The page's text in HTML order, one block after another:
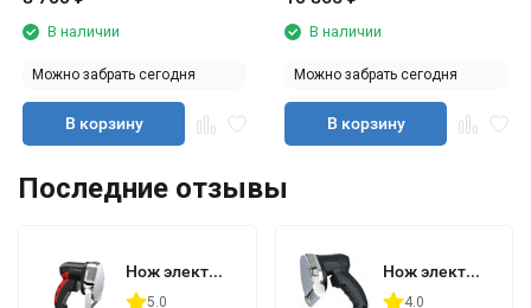
В наличии
Можно забрать сегодня
В корзину
В наличии
Можно забрать сегодня
В корзину
Последние отзывы
Нож электрический для шаурмы Hurakan HKN-ODKM
5.0
Нож электрический для шаурмы VIATTO VKC-100E
4.0